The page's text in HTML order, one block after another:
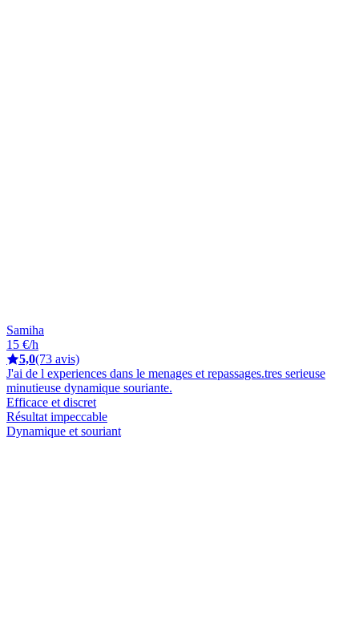
Samiha
15 €/h
5,0(73 avis)
J'ai de l experiences dans le menages et repassages.tres serieuse
minutieuse dynamique souriante.
Efficace et discret
Résultat impeccable
Dynamique et souriant